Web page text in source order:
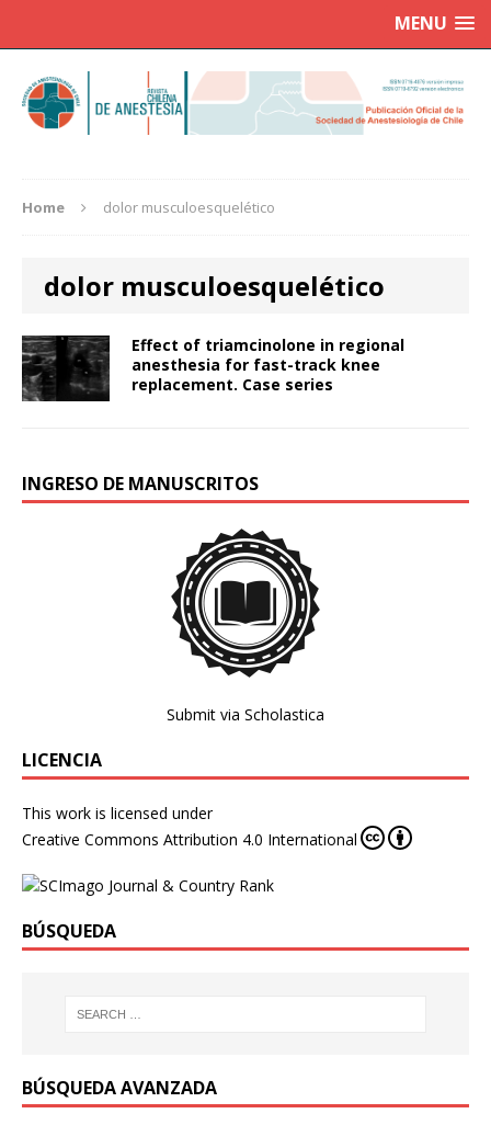
MENU
Home dolor musculoesquelético
dolor musculoesquelético
Effect of triamcinolone in regional
anesthesia for fast-track knee
replacement. Case series
INGRESO DE MANUSCRITOS
Submit via Scholastica
LICENCIA
This work is licensed under
Creative Commons Attribution 4.0 International
BÚSQUEDA
BÚSQUEDA AVANZADA